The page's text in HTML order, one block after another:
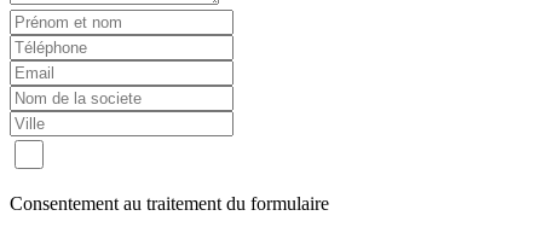
Consentement au traitement du formulaire